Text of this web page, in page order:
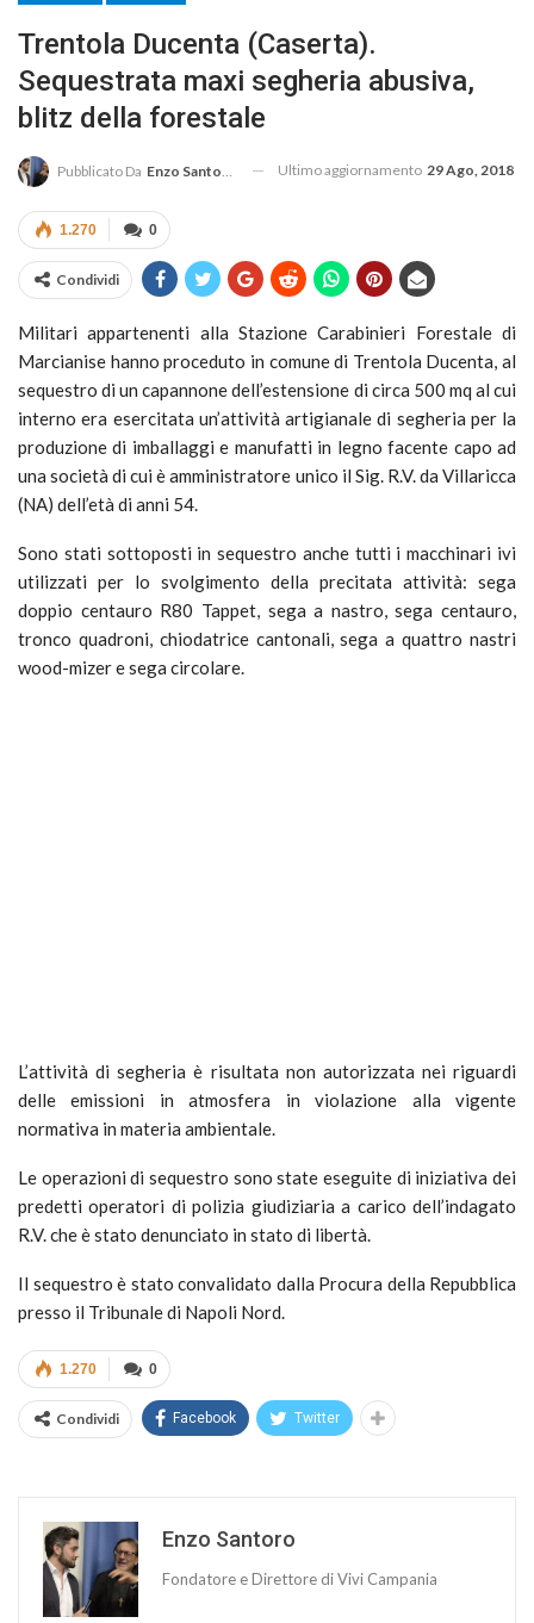
Trentola Ducenta (Caserta).
Sequestrata maxi segheria abusiva,
blitz della forestale
Pubblicato Da Enzo Santoro Ultimo aggiornamento 29 Ago, 2018
0
1.270
Condividi
Militari appartenenti alla Stazione Carabinieri Forestale di
Marcianise hanno proceduto in comune di Trentola Ducenta, al
sequestro di un capannone dell’estensione di circa 500 mq al cui
interno era esercitata un’attività artigianale di segheria per la
produzione di imballaggi e manufatti in legno facente capo ad
una società di cui è amministratore unico il Sig. R.V. da Villaricca
(NA) dell’età di anni 54.
Sono stati sottoposti in sequestro anche tutti i macchinari ivi
utilizzati per lo svolgimento della precitata attività: sega
doppio centauro R80 Tappet, sega a nastro, sega centauro,
tronco quadroni, chiodatrice cantonali, sega a quattro nastri
wood-mizer e sega circolare.
L’attività di segheria è risultata non autorizzata nei riguardi
delle emissioni in atmosfera in violazione alla vigente
normativa in materia ambientale.
Le operazioni di sequestro sono state eseguite di iniziativa dei
predetti operatori di polizia giudiziaria a carico dell’indagato
R.V. che è stato denunciato in stato di libertà.
Il sequestro è stato convalidato dalla Procura della Repubblica
presso il Tribunale di Napoli Nord.
0
1.270
Condividi Facebook Twitter
Enzo Santoro
Fondatore e Direttore di Vivi Campania